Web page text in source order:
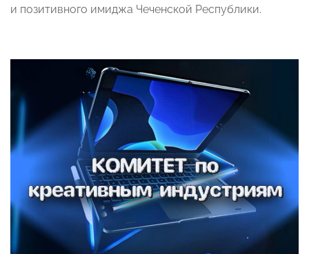
и позитивного имиджа Чеченской Республики.